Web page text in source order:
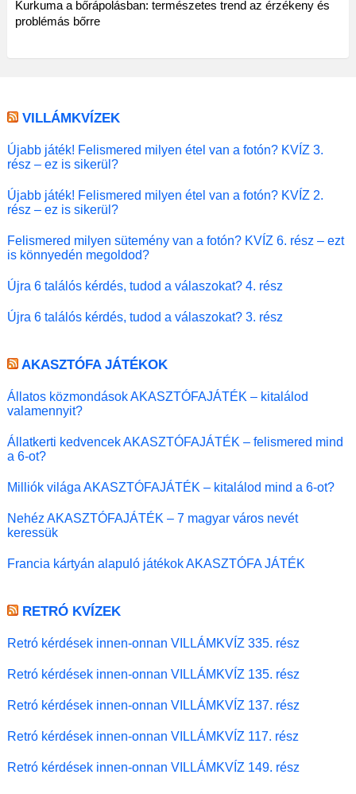
Kurkuma a bőrápolásban: természetes trend az érzékeny és
problémás bőrre
VILLÁMKVÍZEK
Újabb játék! Felismered milyen étel van a fotón? KVÍZ 3.
rész – ez is sikerül?
Újabb játék! Felismered milyen étel van a fotón? KVÍZ 2.
rész – ez is sikerül?
Felismered milyen sütemény van a fotón? KVÍZ 6. rész – ezt
is könnyedén megoldod?
Újra 6 találós kérdés, tudod a válaszokat? 4. rész
Újra 6 találós kérdés, tudod a válaszokat? 3. rész
AKASZTÓFA JÁTÉKOK
Állatos közmondások AKASZTÓFAJÁTÉK – kitalálod
valamennyit?
Állatkerti kedvencek AKASZTÓFAJÁTÉK – felismered mind
a 6-ot?
Milliók világa AKASZTÓFAJÁTÉK – kitalálod mind a 6-ot?
Nehéz AKASZTÓFAJÁTÉK – 7 magyar város nevét
keressük
Francia kártyán alapuló játékok AKASZTÓFA JÁTÉK
RETRÓ KVÍZEK
Retró kérdések innen-onnan VILLÁMKVÍZ 335. rész
Retró kérdések innen-onnan VILLÁMKVÍZ 135. rész
Retró kérdések innen-onnan VILLÁMKVÍZ 137. rész
Retró kérdések innen-onnan VILLÁMKVÍZ 117. rész
Retró kérdések innen-onnan VILLÁMKVÍZ 149. rész